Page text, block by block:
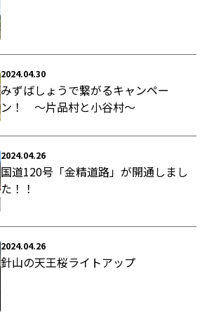
2024.04.30
みずばしょうで繋がるキャンペー
ン！ ～片品村と小谷村～
2024.04.26
国道120号「金精道路」が開通しまし
た！！
2024.04.26
針山の天王桜ライトアップ